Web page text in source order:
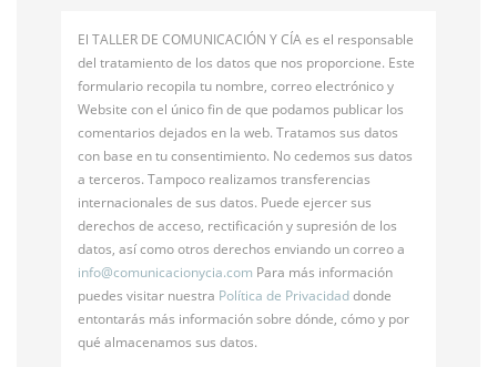
El TALLER DE COMUNICACIÓN Y CÍA es el responsable
del tratamiento de los datos que nos proporcione. Este
formulario recopila tu nombre, correo electrónico y
Website con el único fin de que podamos publicar los
comentarios dejados en la web. Tratamos sus datos
con base en tu consentimiento. No cedemos sus datos
a terceros. Tampoco realizamos transferencias
internacionales de sus datos. Puede ejercer sus
derechos de acceso, rectificación y supresión de los
datos, así como otros derechos enviando un correo a
info@comunicacionycia.com Para más información
puedes visitar nuestra Política de Privacidaddonde
entontarás más información sobre dónde, cómo y por
qué almacenamos sus datos.